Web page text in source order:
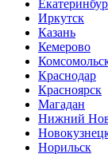
Иркутск
Казань
Кемерово
Краснодар
Красноярск
Магадан
Нижний
Норильск